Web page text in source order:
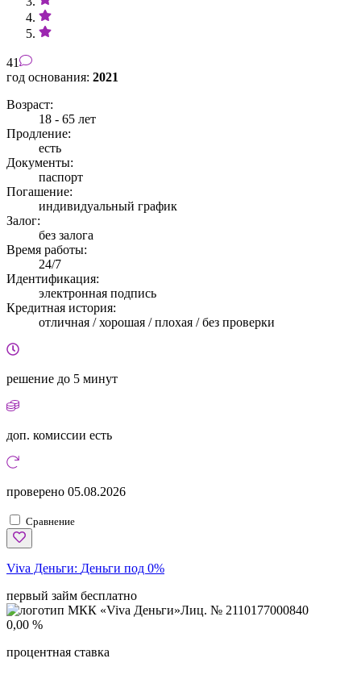
41
год основания: 2021
Возраст:
18 - 65 лет
Продление:
есть
Документы:
паспорт
Погашение:
индивидуальный график
Залог:
без залога
Время работы:
24/7
Идентификация:
электронная подпись
Кредитная история:
отличная / хорошая / плохая / без проверки
решение до 5 минут
доп. комиссии есть
проверено 05.08.2026
Сравнение
Viva Деньги: Деньги под 0%
первый займ бесплатно
Лиц. № 2110177000840
0,00 %
процентная ставка